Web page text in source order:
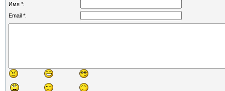
Имя *:
Email *: